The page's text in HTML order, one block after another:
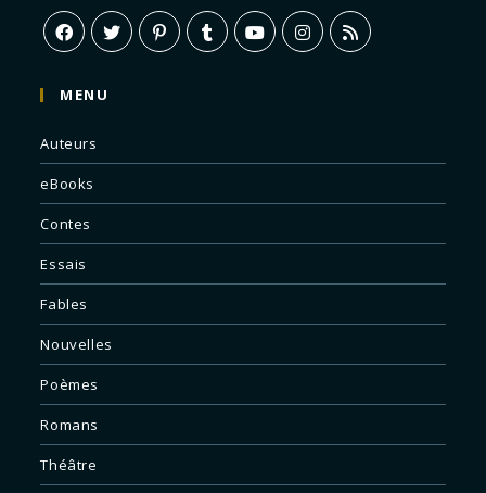
MENU
Auteurs
eBooks
Contes
Essais
Fables
Nouvelles
Poèmes
Romans
Théâtre